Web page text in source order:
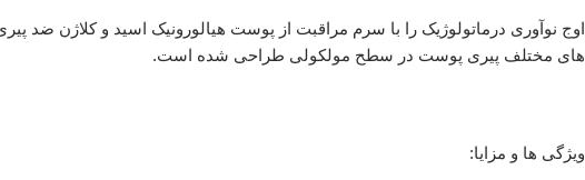
های مختلف پیری پوست در سطح مولکولی طراحی شده است.
ویژگی ها و مزایا: